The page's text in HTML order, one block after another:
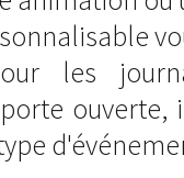
les